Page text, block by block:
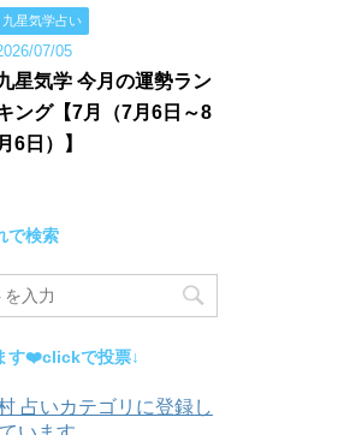
九星気学占い
07/05
星気学 今月の運勢ラン
ング【7月（7月6日～8
月6日）】
で検索
す❤️clickで投票↓